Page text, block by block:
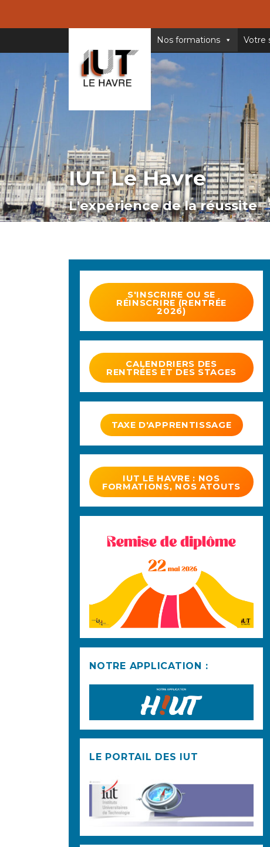
Nos formations Votre
IUT Le Havre
L'expérience de la réussite
S'INSCRIRE OU SE
RÉINSCRIRE (RENTRÉE
2026)
CALENDRIERS DES
RENTRÉES ET DES STAGES
TAXE D'APPRENTISSAGE
IUT LE HAVRE : NOS
FORMATIONS, NOS ATOUTS
NOTRE APPLICATION :
LE PORTAIL DES IUT